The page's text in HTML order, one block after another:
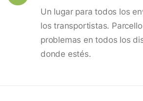
Un lugar para todos los
los transportistas.
problemas en todos los
donde estés.